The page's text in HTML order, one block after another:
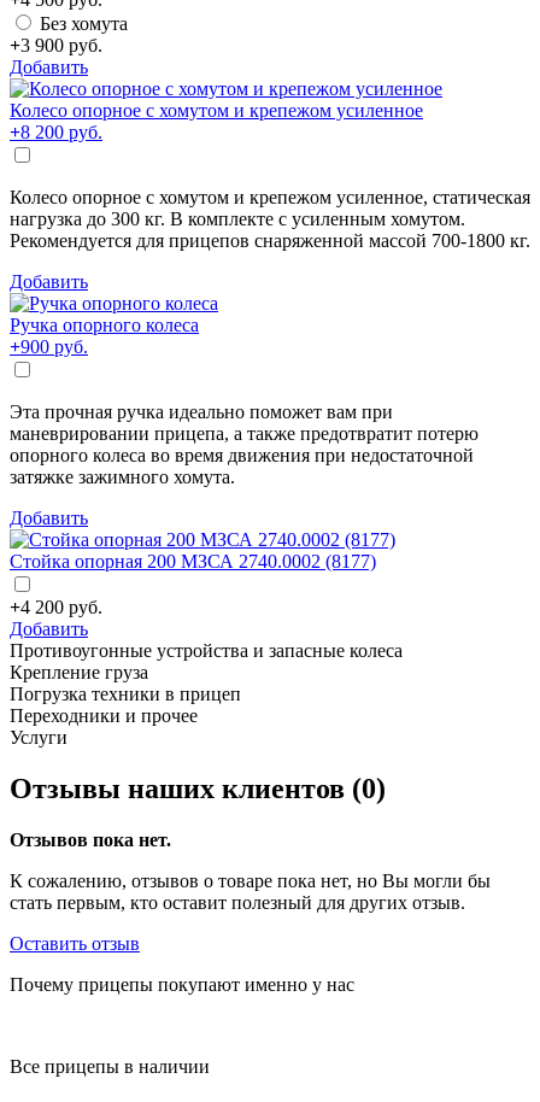
Без хомута
+3 900 руб.
Добавить
Колесо опорное с хомутом и крепежом усиленное
+8 200 руб.
Колесо опорное с хомутом и крепежом усиленное, статическая
нагрузка до 300 кг. В комплекте с усиленным хомутом.
Рекомендуется для прицепов снаряженной массой 700-1800 кг.
Добавить
Ручка опорного колеса
+900 руб.
Эта прочная ручка идеально поможет вам при
маневрировании прицепа, а также предотвратит потерю
опорного колеса во время движения при недостаточной
затяжке зажимного хомута.
Добавить
Стойка опорная 200 МЗСА 2740.0002 (8177)
+4 200 руб.
Добавить
Противоугонные устройства и запасные колеса
Крепление груза
Погрузка техники в прицеп
Переходники и прочее
Услуги
Отзывы наших клиентов (0)
Отзывов пока нет.
К сожалению, отзывов о товаре пока нет, но Вы могли бы
стать первым, кто оставит полезный для других отзыв.
Оставить отзыв
Почему прицепы покупают именно у нас
Все прицепы в наличии